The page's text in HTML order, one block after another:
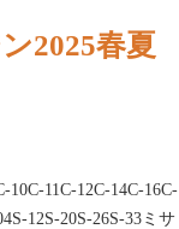
2025春夏
10C-11C-12C-14C-16C-
12S-20S-26S-33ミサ